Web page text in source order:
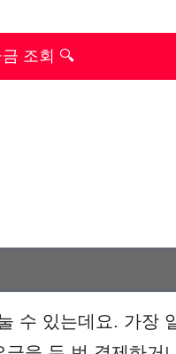
조회 🔍
수 있는데요. 가장